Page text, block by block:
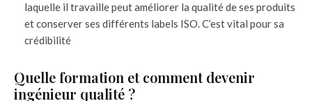
laquelle il travaille peut améliorer la qualité de ses produits
et conserver ses différents labels ISO. C’est vital pour sa
crédibilité
Quelle formation et comment devenir
ingénieur qualité ?